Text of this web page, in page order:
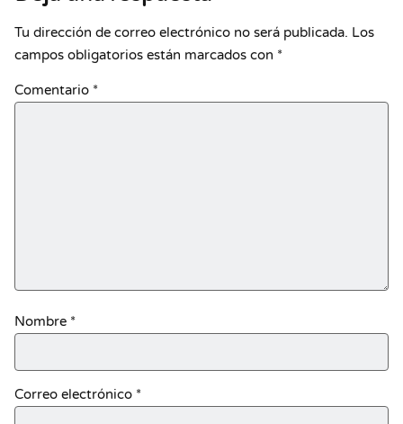
Tu dirección de correo electrónico no será publicada. Los
campos obligatorios están marcados con *
Comentario *
Nombre *
Correo electrónico *